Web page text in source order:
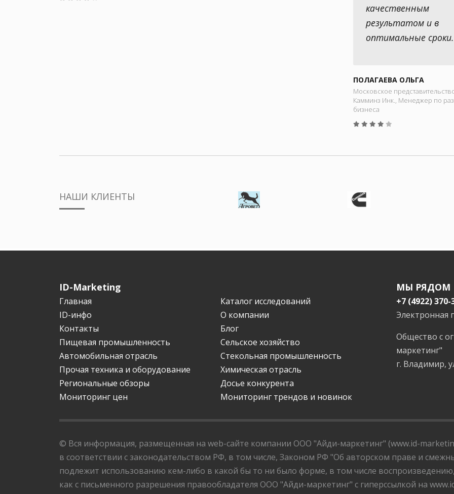
качественным
результатом и в
оптимальные сроки.
ПОЛАГАЕВА ОЛЬГА
Московское
Камминз Инк., Менеджер по
бизнеса
НАШИ КЛИЕНТЫ
ID-Marketing
Главная
Каталог исследований
ID-инфо
О компании
Контакты
Блог
Пищевая промышленность
Сельское хозяйство
Автомобильная отрасль
Стекольная промышленность
Прочая техника и оборудование
Химическая отрасль
Региональные обзоры
Досье конкурента
Мониторинг цен
Мониторинг трендов и новинок
МЫ РЯДОМ
+7 (4922) 370-
Электронная
Общество с
маркетинг"
г. Владимир,
© Вся информация, размещенная на web-сайте компании ООО "Айди-маркетинг" (www.id-
в соответствии с законодательством РФ, в том числе, Законом РФ "Об авторском праве и
подлежит использованию кем-либо в какой бы то ни было форме, в том числе
как с письменного разрешения правообладателя ООО "Айди-маркетинг" с гиперссылкой на